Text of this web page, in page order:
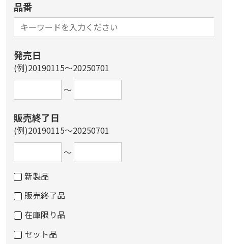
品番
発売日
(例)20190115～20250701
～
販売終了日
(例)20190115～20250701
～
新製品
販売終了品
在庫限り品
セット品